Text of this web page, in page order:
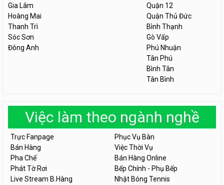
Gia Lâm
Hoàng Mai
Thanh Trì
Sóc Sơn
Đông Anh
Quận 12
Quận Thủ Đức
Bình Thạnh
Gò Vấp
Phú Nhuận
Tân Phú
Bình Tân
Tân Bình
Việc làm theo ngành nghề
Trực Fanpage
Phục Vụ Bàn
Bán Hàng
Việc Thời Vụ
Pha Chế
Bán Hàng Online
Phát Tờ Rơi
Bếp Chính - Phụ Bếp
Live Stream B.Hàng
Nhặt Bóng Tennis